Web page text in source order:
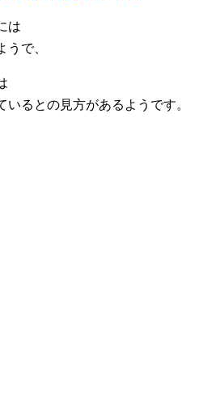
は
うで、
いるとの見方があるようです。